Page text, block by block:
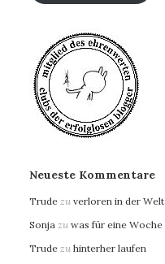
Neueste Kommentare
Trude zu verloren in der Welt
Sonja zu was für eine Woche
Trude zu hinterher laufen